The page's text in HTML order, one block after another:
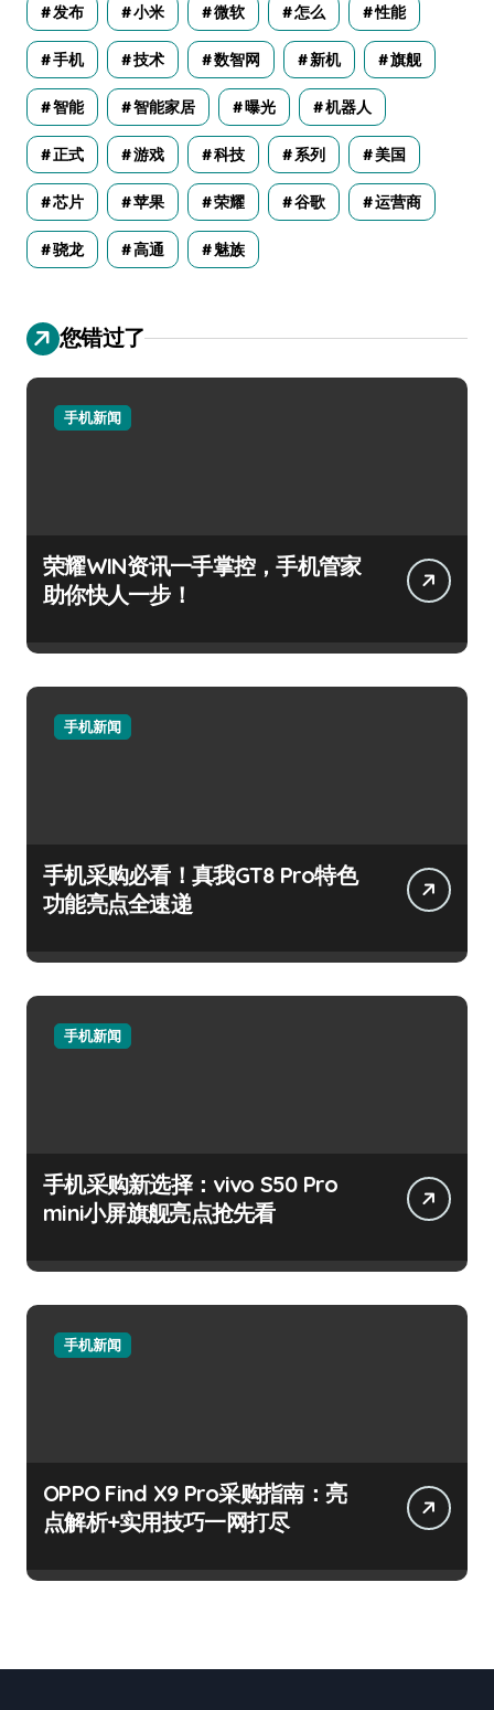
发布 小米 微软 怎么 性能
手机 技术 数智网 新机 旗舰
智能 智能家居 曝光 机器人
正式 游戏 科技 系列 美国
芯片 苹果 荣耀 谷歌 运营商
骁龙 高通 魅族
您错过了
手机新闻
荣耀WIN资讯一手掌控，手机管家
助你快人一步！
手机新闻
手机采购必看！真我GT8 Pro特色
功能亮点全速递
手机新闻
手机采购新选择：vivo S50 Pro
mini小屏旗舰亮点抢先看
手机新闻
OPPO Find X9 Pro采购指南：亮
点解析+实用技巧一网打尽